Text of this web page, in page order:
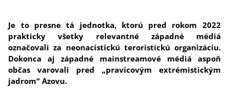
Je to presne tá jednotka, ktorú pred rokom 2022
prakticky všetky relevantné západné médiá
označovali za neonacistickú teroristickú organizáciu.
Dokonca aj západné mainstreamové médiá aspoň
občas varovali pred „pravicovým extrémistickým
jadrom“ Azovu.